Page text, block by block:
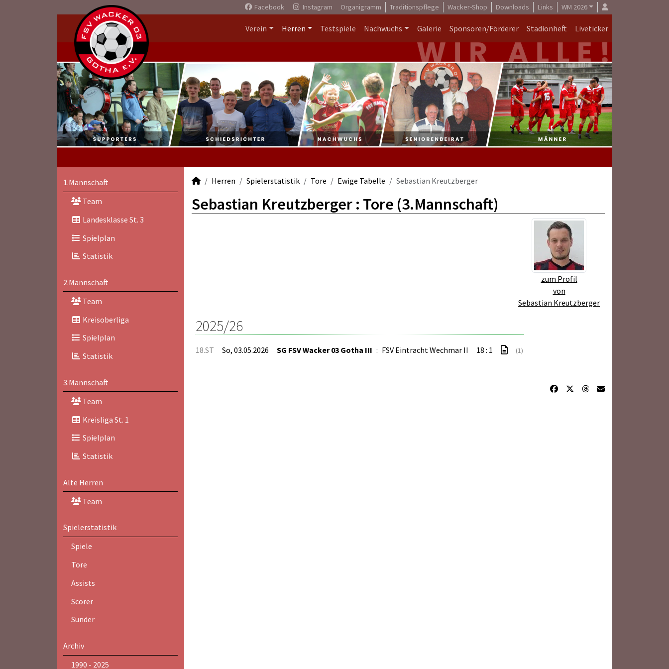
Facebook Instagram Organigramm Traditionspflege Wacker-Shop Downloads Links WM 2026
Verein Herren Testspiele Nachwuchs Galerie Sponsoren/Förderer Stadionheft Liveticker
1.Mannschaft
Team
Landesklasse St. 3
Spielplan
Statistik
2.Mannschaft
Team
Kreisoberliga
Spielplan
Statistik
3.Mannschaft
Team
Kreisliga St. 1
Spielplan
Statistik
Alte Herren
Team
Spielerstatistik
Spiele
Tore
Assists
Scorer
Sünder
Archiv
1990 - 2025
Herren Spielerstatistik Tore Ewige Tabelle Sebastian Kreutzberger
Sebastian Kreutzberger : Tore (3.Mannschaft)
zum Profil
von
Sebastian Kreutzberger
2025/26
18.ST So, 03.05.2026 SG FSV Wacker 03 Gotha III : FSV Eintracht Wechmar II 18 : 1 (1)